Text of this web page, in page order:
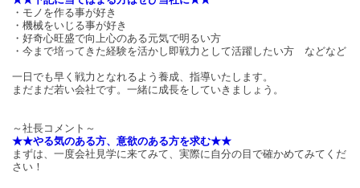
・モノを作る事が好き
・機械をいじる事が好き
・好奇心旺盛で向上心のある元気で明るい方
・今まで培ってきた経験を活かし即戦力として活躍したい方 などなど
一日でも早く戦力となれるよう養成、指導いたします。
まだまだ若い会社です。一緒に成長をしていきましょう。
～社長コメント～
★★やる気のある方、意欲のある方を求む★★
まずは、一度会社見学に来てみて、実際に自分の目で確かめてみてくだ
さい！